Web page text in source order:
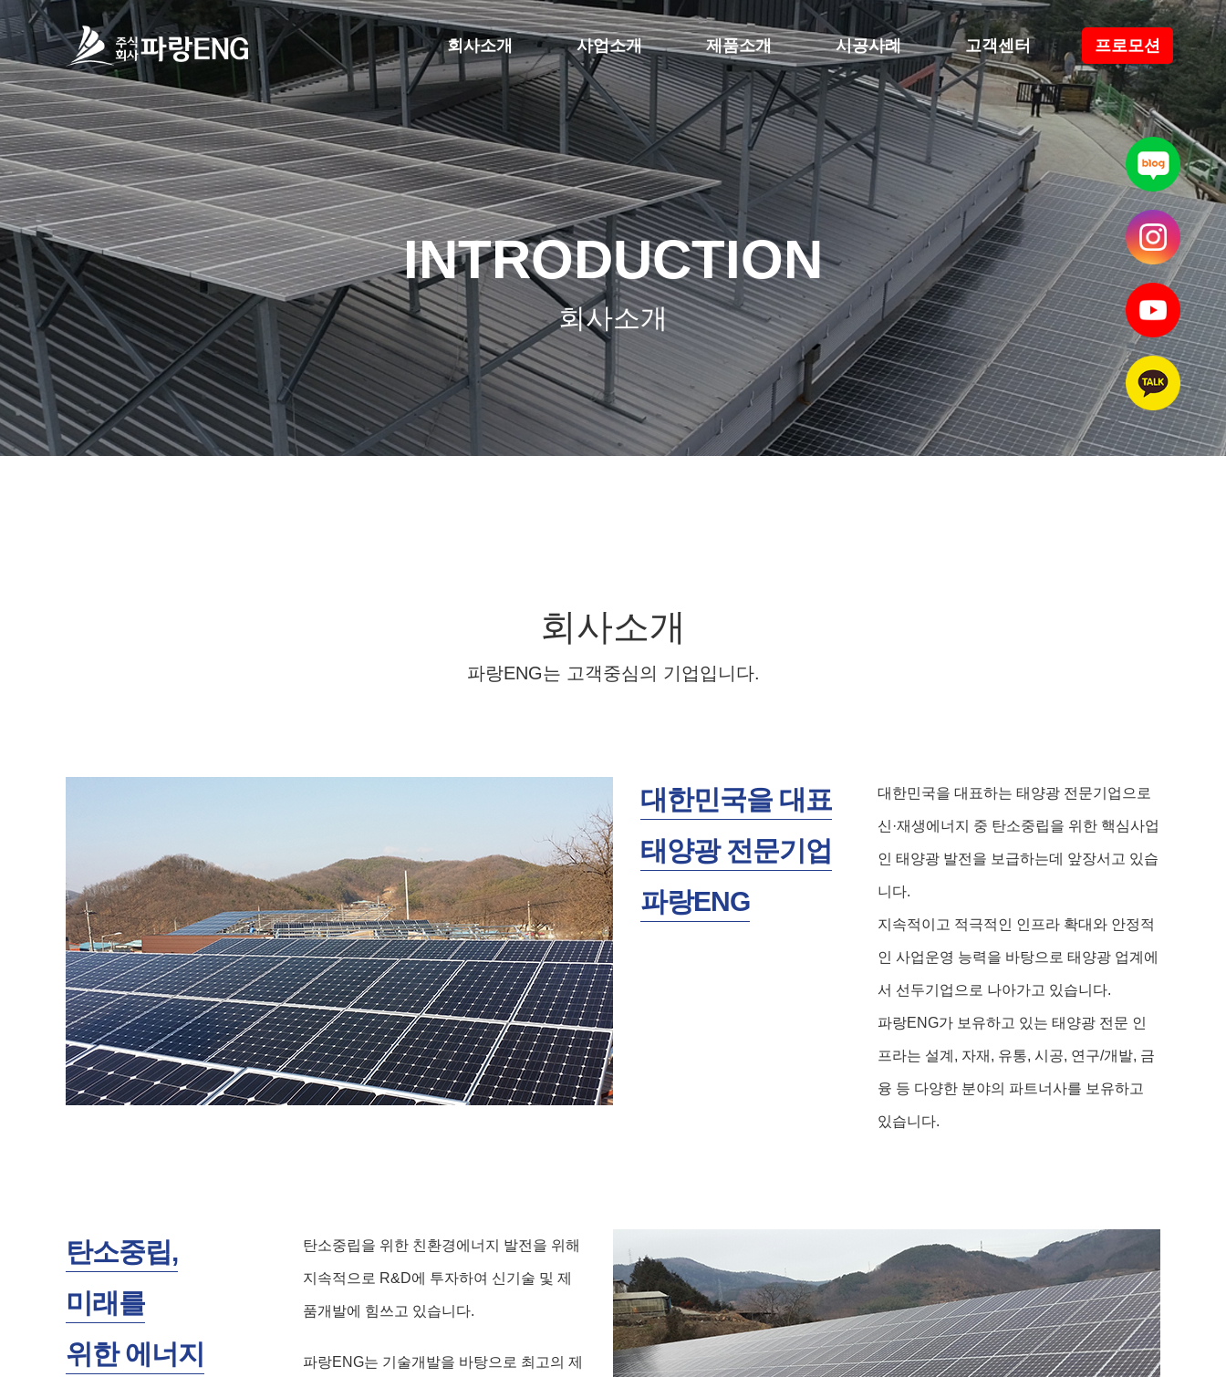
회사소개 사업소개 제품소개 시공사례 고객센터 프로모션
INTRODUCTION
회사소개
회사소개
파랑ENG는 고객중심의 기업입니다.
대한민국을 대표
태양광 전문기업
파랑ENG
대한민국을 대표하는 태양광 전문기업으로
신·재생에너지 중 탄소중립을 위한 핵심사업
인 태양광 발전을 보급하는데 앞장서고 있습
니다.
지속적이고 적극적인 인프라 확대와 안정적
인 사업운영 능력을 바탕으로 태양광 업계에
서 선두기업으로 나아가고 있습니다.
파랑ENG가 보유하고 있는 태양광 전문 인
프라는 설계, 자재, 유통, 시공, 연구/개발, 금
융 등 다양한 분야의 파트너사를 보유하고
있습니다.
탄소중립,
미래를
위한 에너지
탄소중립을 위한 친환경에너지 발전을 위해
지속적으로 R&D에 투자하여 신기술 및 제
품개발에 힘쓰고 있습니다.
파랑ENG는 기술개발을 바탕으로 최고의 제